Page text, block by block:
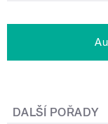
DALŠÍ POŘADY